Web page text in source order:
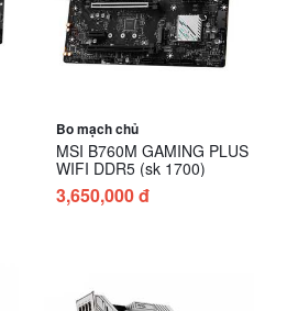
Bo mạch chủ
MSI B760M GAMING PLUS
WIFI DDR5 (sk 1700)
3,650,000 đ